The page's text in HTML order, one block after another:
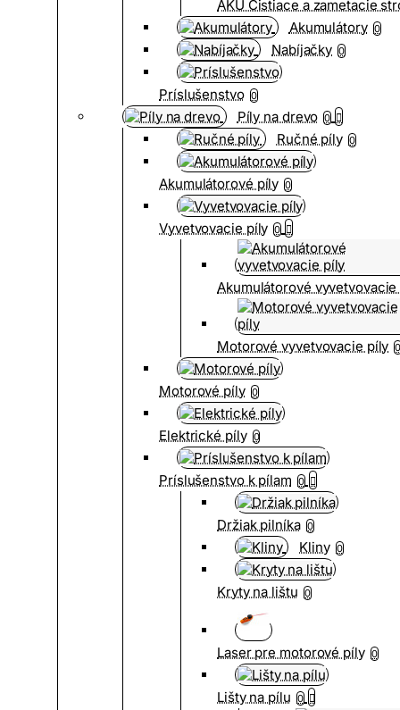
AKU Čistiace a zametacie
Akumulátory 0
Nabíjačky 0
Príslušenstvo 0
Píly na drevo 0
Ručné píly 0
Akumulátorové píly 0
Vyvetvovacie píly 0
Akumulátorové
Motorové vyvetvovacie píly
Motorové píly 0
Elektrické píly 0
Príslušenstvo k pílam 0
Držiak pilníka 0
Kliny 0
Kryty na lištu 0
Laser pre motorové píly 0
Lišty na pílu 0